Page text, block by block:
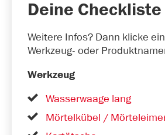
Deine Checkliste
Weitere Infos? Dann klicke
Werkzeug- oder
Werkzeug
Wasserwaage lang
Mörtelkübel /